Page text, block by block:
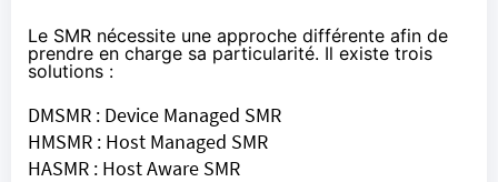
Le SMR nécessite une approche différente afin de
prendre en charge sa particularité. Il existe trois
solutions :
DMSMR : Device Managed SMR
HMSMR : Host Managed SMR
HASMR : Host Aware SMR